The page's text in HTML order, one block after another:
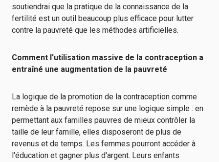
soutiendrai que la pratique de la connaissance de la
fertilité est un outil beaucoup plus efficace pour lutter
contre la pauvreté que les méthodes artificielles.
Comment l'utilisation massive de la contraception a
entraîné une augmentation de la pauvreté
La logique de la promotion de la contraception comme
remède à la pauvreté repose sur une logique simple : en
permettant aux familles pauvres de mieux contrôler la
taille de leur famille, elles disposeront de plus de
revenus et de temps. Les femmes pourront accéder à
l'éducation et gagner plus d'argent. Leurs enfants